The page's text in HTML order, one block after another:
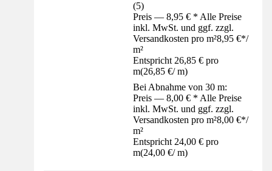
(5)
Preis — 8,95 € * Alle Preise
inkl. MwSt. und ggf. zzgl.
Versandkosten pro m²8,95 €*/
m²
Entspricht 26,85 € pro
m(26,85 €/ m)
Bei Abnahme von 30 m:
Preis — 8,00 € * Alle Preise
inkl. MwSt. und ggf. zzgl.
Versandkosten pro m²8,00 €*/
m²
Entspricht 24,00 € pro
m(24,00 €/ m)